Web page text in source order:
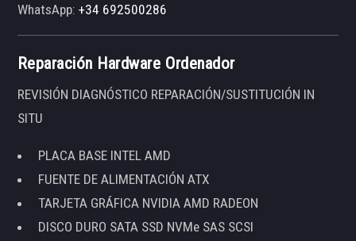
WhatsApp:+34 692500286
Reparación Hardware Ordenador
REVISIÓN DIAGNÓSTICO REPARACIÓN/SUSTITUCIÓN IN
SITU
PLACA BASE INTEL AMD
FUENTE DE ALIMENTACIÓN ATX
TARJETA GRÁFICA NVIDIA AMD RADEON
DISCO DURO SATA SSD NVMe SAS SCSI